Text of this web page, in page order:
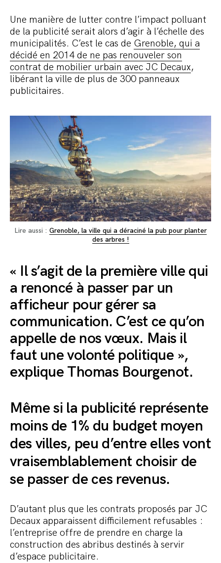
Une manière de lutter contre l’impact polluant
de la publicité serait alors d’agir à l’échelle des
municipalités. C’est le cas de Grenoble, qui a
décidé en 2014 de ne pas renouveler son
contrat de mobilier urbain avec JC Decaux,
libérant la ville de plus de 300 panneaux
publicitaires.
Lire aussi : Grenoble, la ville qui a déraciné la pub pour planter
des arbres !
« Il s’agit de la première ville qui
a renoncé à passer par un
afficheur pour gérer sa
communication. C’est ce qu’on
appelle de nos vœux. Mais il
faut une volonté politique »,
explique Thomas Bourgenot.
Même si la publicité représente
moins de 1% du budget moyen
des villes, peu d’entre elles vont
vraisemblablement choisir de
se passer de ces revenus.
D’autant plus que les contrats proposés par JC
Decaux apparaissent difficilement refusables :
l’entreprise offre de prendre en charge la
construction des abribus destinés à servir
d’espace publicitaire.